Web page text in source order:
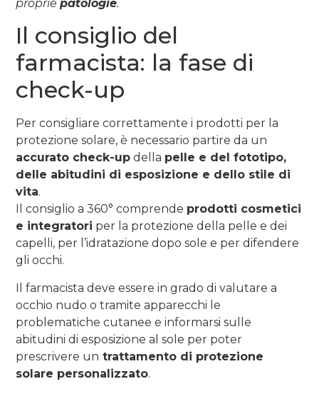
propriepatologie.
Il consiglio del
farmacista: la fase di
check-up
Per consigliare correttamente i prodotti per la
protezione solare, è necessario partire da un
accurato check-up della pelle e del fototipo,
delle abitudini di esposizione e dello stile di
vita.
Il consiglio a 360° comprende prodotti cosmetici
e integratori per la protezione della pelle e dei
capelli, per l’idratazione dopo sole e per difendere
gli occhi.
Il farmacista deve essere in grado di valutare a
occhio nudo o tramite apparecchi le
problematiche cutanee e informarsi sulle
abitudini di esposizione al sole per poter
prescrivere un trattamento di protezione
solare personalizzato.